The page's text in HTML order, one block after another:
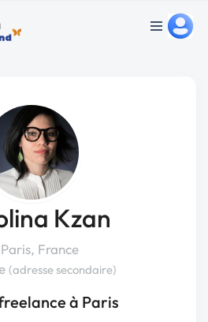
Kzan
Paris, France
(adresse secondaire)
à Paris